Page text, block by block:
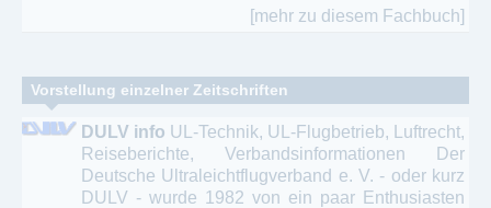
[mehr zu diesem Fachbuch]
Vorstellung einzelner Zeitschriften
DULV info UL-Technik, UL-Flugbetrieb, Luftrecht,
Reiseberichte, Verbandsinformationen Der
Deutsche Ultraleichtflugverband e. V. - oder kurz
DULV - wurde 1982 von ein paar Enthusiasten